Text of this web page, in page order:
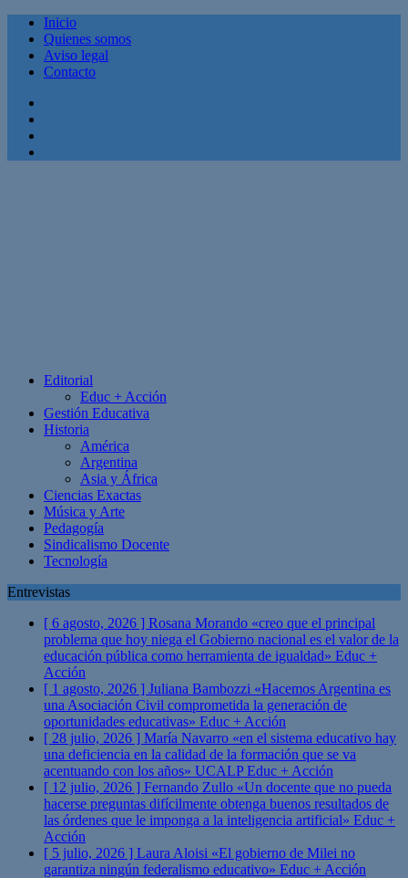
Inicio
Quienes somos
Aviso legal
Contacto
Editorial
Educ + Acción
Gestión Educativa
Historia
América
Argentina
Asia y África
Ciencias Exactas
Música y Arte
Pedagogía
Sindicalismo Docente
Tecnología
Entrevistas
[ 6 agosto, 2026 ] Rosana Morando «creo que el principal
problema que hoy niega el Gobierno nacional es el valor de la
educación pública como herramienta de igualdad» Educ +
Acción
[ 1 agosto, 2026 ] Juliana Bambozzi «Hacemos Argentina es
una Asociación Civil comprometida la generación de
oportunidades educativas» Educ + Acción
[ 28 julio, 2026 ] María Navarro «en el sistema educativo hay
una deficiencia en la calidad de la formación que se va
acentuando con los años» UCALPEduc + Acción
[ 12 julio, 2026 ] Fernando Zullo «Un docente que no pueda
hacerse preguntas difícilmente obtenga buenos resultados de
las órdenes que le imponga a la inteligencia artificial» Educ +
Acción
[ 5 julio, 2026 ] Laura Aloisi «El gobierno de Milei no
garantiza ningún federalismo educativo» Educ + Acción